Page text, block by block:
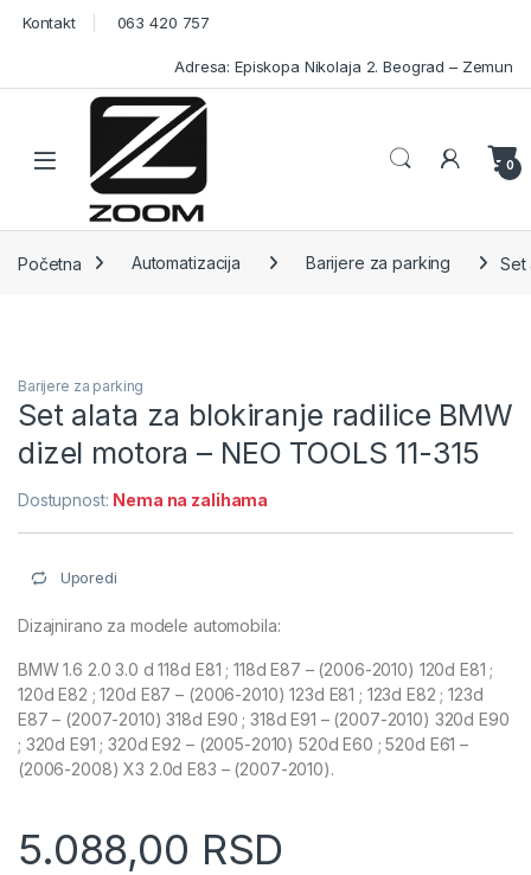
Skip to navigation
Skip to content
Kontakt 063 420 757
Adresa: Episkopa Nikolaja 2. Beograd – Zemun
Open 0
Početna Automatizacija Barijere za parking Set
Barijere za parking
Set alata za blokiranje radilice BMW
dizel motora – NEO TOOLS 11-315
Dostupnost: Nema na zalihama
Uporedi
Dizajnirano za modele automobila:
BMW 1.6 2.0 3.0 d 118d E81 ; 118d E87 – (2006-2010) 120d E81 ;
120d E82 ; 120d E87 – (2006-2010) 123d E81 ; 123d E82 ; 123d
E87 – (2007-2010) 318d E90 ; 318d E91 – (2007-2010) 320d E90
; 320d E91 ; 320d E92 – (2005-2010) 520d E60 ; 520d E61 –
(2006-2008) X3 2.0d E83 – (2007-2010).
5.088,00 RSD